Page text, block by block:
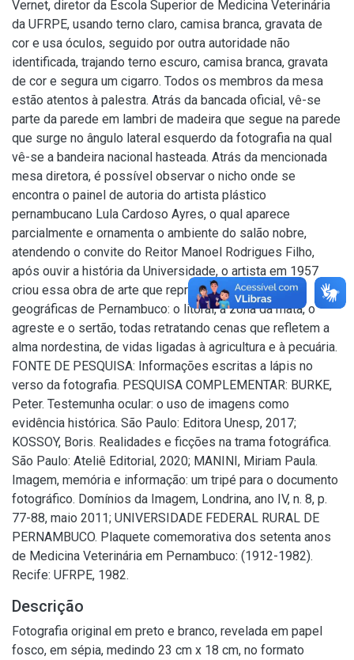
Vernet, diretor da Escola Superior de Medicina Veterinária
da UFRPE, usando terno claro, camisa branca, gravata de
cor e usa óculos, seguido por outra autoridade não
identificada, trajando terno escuro, camisa branca, gravata
de cor e segura um cigarro. Todos os membros da mesa
estão atentos à palestra. Atrás da bancada oficial, vê-se
parte da parede em lambri de madeira que segue na parede
que surge no ângulo lateral esquerdo da fotografia na qual
vê-se a bandeira nacional hasteada. Atrás da mencionada
mesa diretora, é possível observar o nicho onde se
encontra o painel de autoria do artista plástico
pernambucano Lula Cardoso Ayres, o qual aparece
parcialmente e ornamenta o ambiente do salão nobre,
atendendo o convite do Reitor Manoel Rodrigues Filho,
após ouvir a história da Universidade, o artista em 1957
criou essa obra de arte que representa as áreas
geográficas de Pernambuco: o litoral, a zona da mata, o
agreste e o sertão, todas retratando cenas que refletem a
alma nordestina, de vidas ligadas à agricultura e à pecuária.
FONTE DE PESQUISA: Informações escritas a lápis no
verso da fotografia. PESQUISA COMPLEMENTAR: BURKE,
Peter. Testemunha ocular: o uso de imagens como
evidência histórica. São Paulo: Editora Unesp, 2017;
KOSSOY, Boris. Realidades e ficções na trama fotográfica.
São Paulo: Ateliê Editorial, 2020; MANINI, Miriam Paula.
Imagem, memória e informação: um tripé para o documento
fotográfico. Domínios da Imagem, Londrina, ano IV, n. 8, p.
77-88, maio 2011; UNIVERSIDADE FEDERAL RURAL DE
PERNAMBUCO. Plaquete comemorativa dos setenta anos
de Medicina Veterinária em Pernambuco: (1912-1982).
Recife: UFRPE, 1982.
Descrição
Fotografia original em preto e branco, revelada em papel
fosco, em sépia, medindo 23 cm x 18 cm, no formato